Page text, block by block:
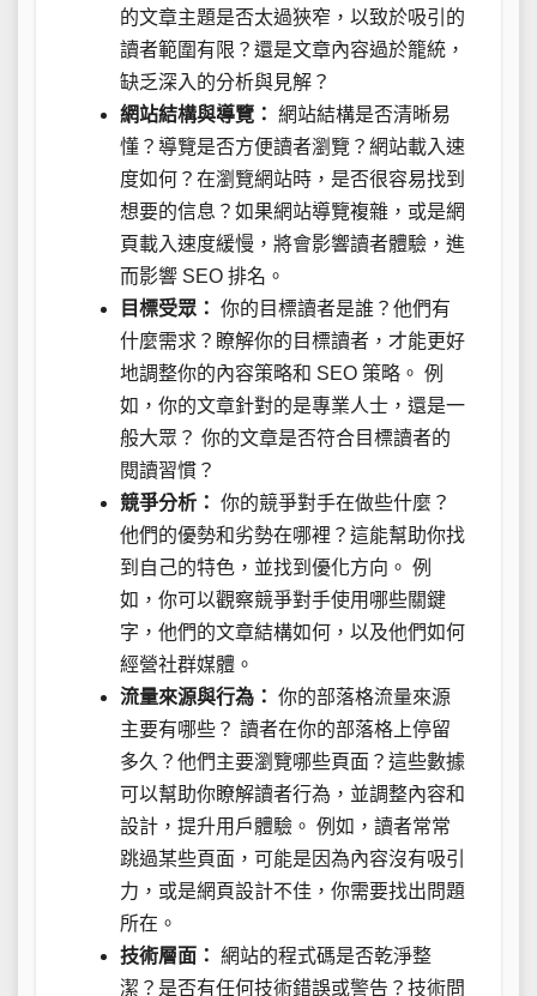
的文章主題是否太過狹窄，以致於吸引的
讀者範圍有限？還是文章內容過於籠統，
缺乏深入的分析與見解？
網站結構與導覽： 網站結構是否清晰易
懂？導覽是否方便讀者瀏覽？網站載入速
度如何？在瀏覽網站時，是否很容易找到
想要的信息？如果網站導覽複雜，或是網
頁載入速度緩慢，將會影響讀者體驗，進
而影響 SEO 排名。
目標受眾： 你的目標讀者是誰？他們有
什麼需求？瞭解你的目標讀者，才能更好
地調整你的內容策略和 SEO 策略。 例
如，你的文章針對的是專業人士，還是一
般大眾？ 你的文章是否符合目標讀者的
閱讀習慣？
競爭分析： 你的競爭對手在做些什麼？
他們的優勢和劣勢在哪裡？這能幫助你找
到自己的特色，並找到優化方向。 例
如，你可以觀察競爭對手使用哪些關鍵
字，他們的文章結構如何，以及他們如何
經營社群媒體。
流量來源與行為： 你的部落格流量來源
主要有哪些？ 讀者在你的部落格上停留
多久？他們主要瀏覽哪些頁面？這些數據
可以幫助你瞭解讀者行為，並調整內容和
設計，提升用戶體驗。 例如，讀者常常
跳過某些頁面，可能是因為內容沒有吸引
力，或是網頁設計不佳，你需要找出問題
所在。
技術層面： 網站的程式碼是否乾淨整
潔？是否有任何技術錯誤或警告？技術問